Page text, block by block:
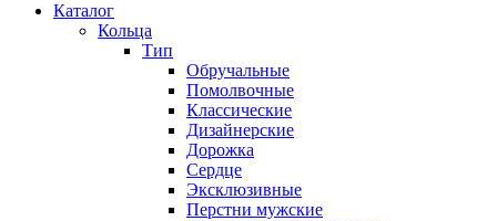
Каталог
Кольца
Тип
Обручальные
Помолвочные
Классические
Дизайнерские
Дорожка
Сердце
Эксклюзивные
Перстни мужские